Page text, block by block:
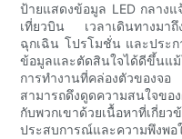
ป้ายแสดงข้อมูล LED กลาง
เที่ยวบิน เวลาเดินทางมา
ฉุกเฉิน โปรโมชั่น และประ
ข้อมูลและตัดสินใจได้ดีขึ้นแ
การทำงานที่คล่องตัวของจ
สามารถดึงดูดความสนใจข
กับพวกเขาด้วยเนื้อหาที่เ
ประสบการณ์และความพึงพอ